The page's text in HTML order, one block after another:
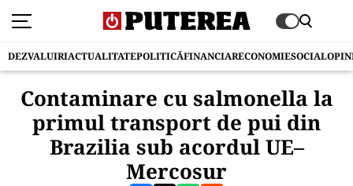
DEZVALUIRIACTUALITATEPOLITICĂFINANCIARECONOMIESOCIAL
Contaminare cu salmonella la
primul transport de pui din
Brazilia sub acordul UE–
Mercosur